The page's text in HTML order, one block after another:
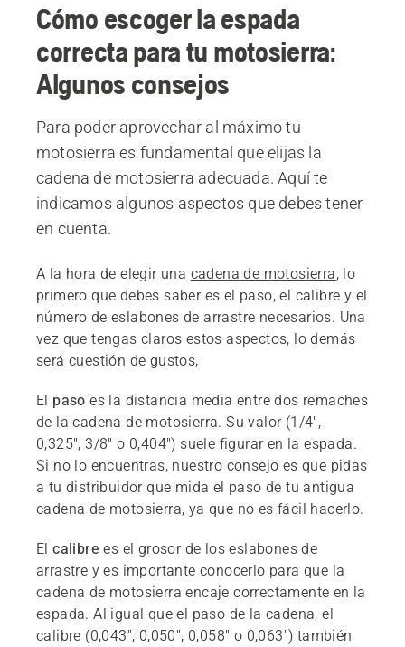
Cómo escoger la espada
correcta para tu motosierra:
Algunos consejos
Para poder aprovechar al máximo tu
motosierra es fundamental que elijas la
cadena de motosierra adecuada. Aquí te
indicamos algunos aspectos que debes tener
en cuenta.
A la hora de elegir una cadena de motosierra, lo
primero que debes saber es el paso, el calibre y el
número de eslabones de arrastre necesarios. Una
vez que tengas claros estos aspectos, lo demás
será cuestión de gustos,
El paso es la distancia media entre dos remaches
de la cadena de motosierra. Su valor (1/4",
0,325", 3/8" o 0,404") suele figurar en la espada.
Si no lo encuentras, nuestro consejo es que pidas
a tu distribuidor que mida el paso de tu antigua
cadena de motosierra, ya que no es fácil hacerlo.
Elcalibre es el grosor de los eslabones de
arrastre y es importante conocerlo para que la
cadena de motosierra encaje correctamente en la
espada. Al igual que el paso de la cadena, el
calibre (0,043", 0,050", 0,058" o 0,063") también